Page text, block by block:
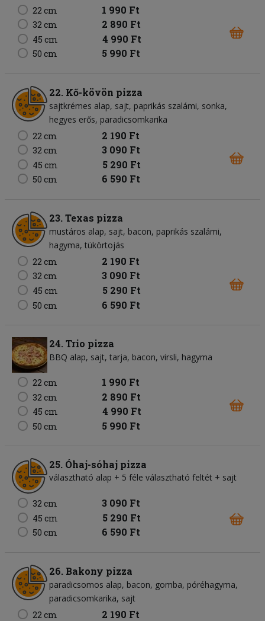
22 cm
1 990 Ft
32 cm 2 890 Ft
45 cm 4 990 Ft
50 cm 5 990 Ft
22. Kő-kövön pizza
sajtkrémes alap sajt paprikás szalámi sonka
hegyes erős paradicsomkarika
22 cm
2 190 Ft
32 cm 3 090 Ft
45 cm 5 290 Ft
50 cm 6 590 Ft
23. Texas pizza
mustáros alap sajt bacon paprikás szalámi
hagyma tükörtojás
22 cm
2 190 Ft
32 cm 3 090 Ft
45 cm 5 290 Ft
50 cm 6 590 Ft
24. Trio pizza
BBQ alap sajt tarja bacon virsli hagyma
22 cm 1 990 Ft
32 cm 2 890 Ft
45 cm 4 990 Ft
50 cm 5 990 Ft
25. Óhaj-sóhaj pizza
választható alap + 5 féle választható feltét + sajt
32 cm 3 090 Ft
45 cm 5 290 Ft
50 cm 6 590 Ft
26. Bakony pizza
paradicsomos alap bacon gomba póréhagyma
paradicsomkarika sajt
22 cm
2 190 Ft